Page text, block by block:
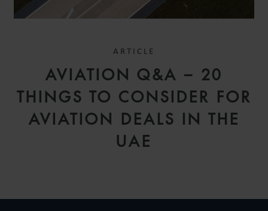
ARTICLE
AVIATION Q&A – 20
THINGS TO CONSIDER FOR
AVIATION DEALS IN THE
UAE